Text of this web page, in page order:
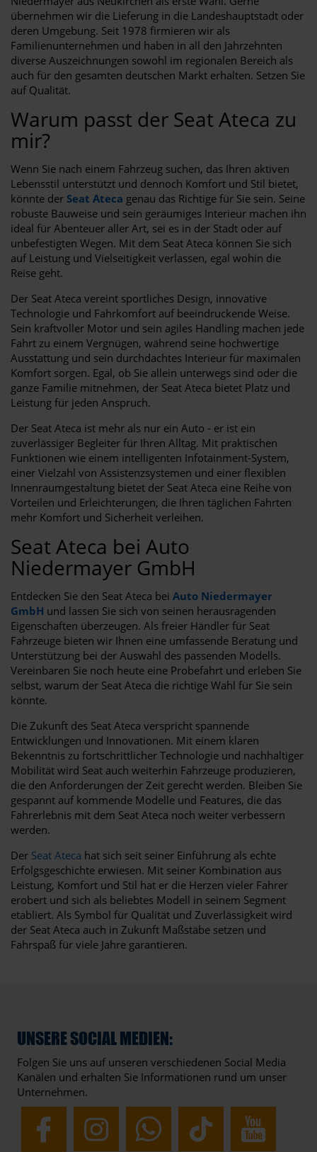
übernehmen wir die Lieferung in die Landeshauptstadt oder
deren Umgebung. Seit 1978 firmieren wir als
Familienunternehmen und haben in all den Jahrzehnten
diverse Auszeichnungen sowohl im regionalen Bereich als
auch für den gesamten deutschen Markt erhalten. Setzen Sie
auf Qualität.
Warum passt der Seat Ateca zu
mir?
Wenn Sie nach einem Fahrzeug suchen, das Ihren aktiven
Lebensstil unterstützt und dennoch Komfort und Stil bietet,
könnte der Seat Ateca genau das Richtige für Sie sein. Seine
robuste Bauweise und sein geräumiges Interieur machen ihn
ideal für Abenteuer aller Art, sei es in der Stadt oder auf
unbefestigten Wegen. Mit dem Seat Ateca können Sie sich
auf Leistung und Vielseitigkeit verlassen, egal wohin die
Reise geht.
Der Seat Ateca vereint sportliches Design, innovative
Technologie und Fahrkomfort auf beeindruckende Weise.
Sein kraftvoller Motor und sein agiles Handling machen jede
Fahrt zu einem Vergnügen, während seine hochwertige
Ausstattung und sein durchdachtes Interieur für maximalen
Komfort sorgen. Egal, ob Sie allein unterwegs sind oder die
ganze Familie mitnehmen, der Seat Ateca bietet Platz und
Leistung für jeden Anspruch.
Der Seat Ateca ist mehr als nur ein Auto - er ist ein
zuverlässiger Begleiter für Ihren Alltag. Mit praktischen
Funktionen wie einem intelligenten Infotainment-System,
einer Vielzahl von Assistenzsystemen und einer flexiblen
Innenraumgestaltung bietet der Seat Ateca eine Reihe von
Vorteilen und Erleichterungen, die Ihren täglichen Fahrten
mehr Komfort und Sicherheit verleihen.
Seat Ateca bei Auto
Niedermayer GmbH
Entdecken Sie den Seat Ateca bei Auto Niedermayer
GmbH und lassen Sie sich von seinen herausragenden
Eigenschaften überzeugen. Als freier Händler für Seat
Fahrzeuge bieten wir Ihnen eine umfassende Beratung und
Unterstützung bei der Auswahl des passenden Modells.
Vereinbaren Sie noch heute eine Probefahrt und erleben Sie
selbst, warum der Seat Ateca die richtige Wahl für Sie sein
könnte.
Die Zukunft des Seat Ateca verspricht spannende
Entwicklungen und Innovationen. Mit einem klaren
Bekenntnis zu fortschrittlicher Technologie und nachhaltiger
Mobilität wird Seat auch weiterhin Fahrzeuge produzieren,
die den Anforderungen der Zeit gerecht werden. Bleiben Sie
gespannt auf kommende Modelle und Features, die das
Fahrerlebnis mit dem Seat Ateca noch weiter verbessern
werden.
Der Seat Ateca hat sich seit seiner Einführung als echte
Erfolgsgeschichte erwiesen. Mit seiner Kombination aus
Leistung, Komfort und Stil hat er die Herzen vieler Fahrer
erobert und sich als beliebtes Modell in seinem Segment
etabliert. Als Symbol für Qualität und Zuverlässigkeit wird
der Seat Ateca auch in Zukunft Maßstäbe setzen und
Fahrspaß für viele Jahre garantieren.
UNSERE SOCIAL MEDIEN:
Folgen Sie uns auf unseren verschiedenen Social Media
Kanälen und erhalten Sie Informationen rund um unser
Unternehmen.